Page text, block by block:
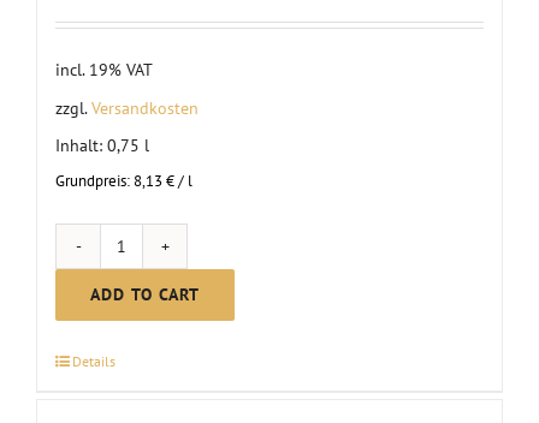
incl. 19% VAT
zzgl.Versandkosten
Inhalt: 0,75 l
Grundpreis: 8,13 €/ l
Organic
Non-
Alcoholic
ADD TO CART
Details